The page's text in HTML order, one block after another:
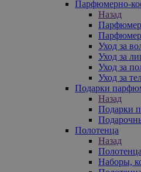
Парфюмерно-
Назад
Уход за
Уход за
Уход за
Уход за
Подарки
Назад
Подарки
Полотенца
Назад
Полотенца
Наборы,